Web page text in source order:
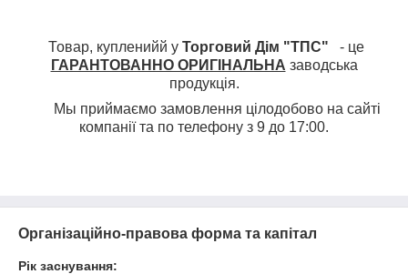
Товар, купленийй у Торговий Дім "ТПС"
- це
ГАРАНТОВАННО ОРИГІНАЛЬНА заводська
продукція.
Мы приймаємо замовлення цілодобово на сайті
компанії та по телефону з 9 до 17:00.
Організаційно-правова форма та капітал
Рік заснування: